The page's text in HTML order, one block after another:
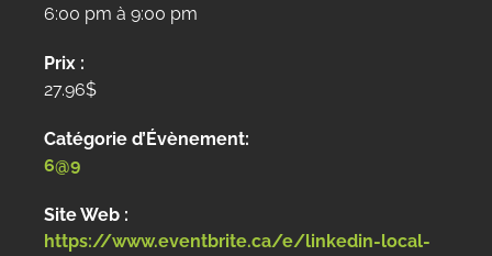
6:00 pm à 9:00 pm
Prix :
27.96$
Catégorie d’Évènement:
6@9
Site Web :
https://www.eventbrite.ca/e/linkedin-local-